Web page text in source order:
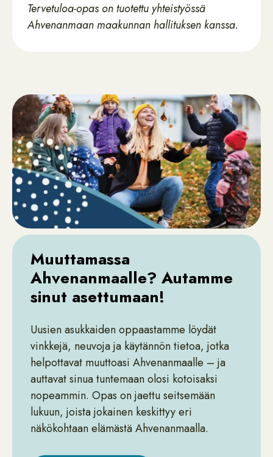
Tervetuloa-opas on tuotettu yhteistyössä
Ahvenanmaan maakunnan hallituksen kanssa.
Muuttamassa
Ahvenanmaalle? Autamme
sinut asettumaan!
Uusien asukkaiden oppaastamme löydät
vinkkejä, neuvoja ja käytännön tietoa, jotka
helpottavat muuttoasi Ahvenanmaalle – ja
auttavat sinua tuntemaan olosi kotoisaksi
nopeammin. Opas on jaettu seitsemään
lukuun, joista jokainen keskittyy eri
näkökohtaan elämästä Ahvenanmaalla.